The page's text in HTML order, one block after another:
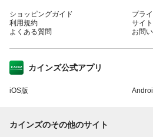
ショッピングガイド
利用規約
よくある質問
プラ
サイ
お問
カインズ公式アプリ
iOS版
カインズのその他のサイト